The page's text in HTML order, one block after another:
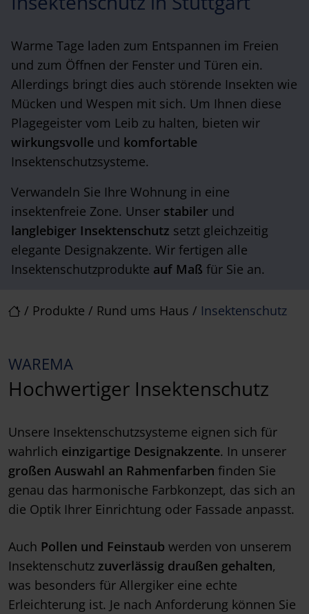
/ Produkte / Rund ums Haus / Insektenschutz
Warme Tage laden zum Entspannen im Freien
und zum Öffnen der Fenster und Türen ein.
Allerdings bringt dies auch störende Insekten wie
Mücken und Wespen mit sich. Um Ihnen diese
Plagegeister vom Leib zu halten, bieten wir
wirkungsvolle und komfortable
Insektenschutzsysteme.
Verwandeln Sie Ihre Wohnung in eine
insektenfreie Zone. Unser stabiler und
langlebiger Insektenschutz setzt gleichzeitig
elegante Designakzente. Wir fertigen alle
Insektenschutzprodukte auf Maß für Sie an.
WAREMA
Hochwertiger Insektenschutz
Unsere Insektenschutzsysteme eignen sich für
wahrlich einzigartige Designakzente. In unserer
großen Auswahl an Rahmenfarben finden Sie
genau das harmonische Farbkonzept, das sich an
die Optik Ihrer Einrichtung oder Fassade anpasst.
Auch Pollen und Feinstaub werden von unserem
Insektenschutz zuverlässig draußen gehalten,
was besonders für Allergiker eine echte
Erleichterung ist. Je nach Anforderung können Sie